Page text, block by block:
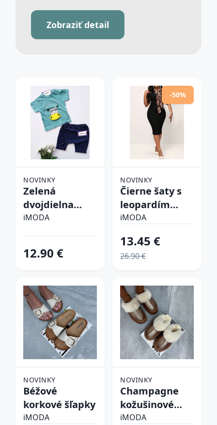
Zobraziť detail
NOVINKY
Zelená
dvojdielna
bavlnená
iMODA
12.90 €
-50%
NOVINKY
Čierne šaty s
leopardím
vzorom
iMODA
13.45 €
26.90 €
NOVINKY
Béžové
korkové šľapky
iMODA
NOVINKY
Champagne
kožušinové
šľapky
iMODA